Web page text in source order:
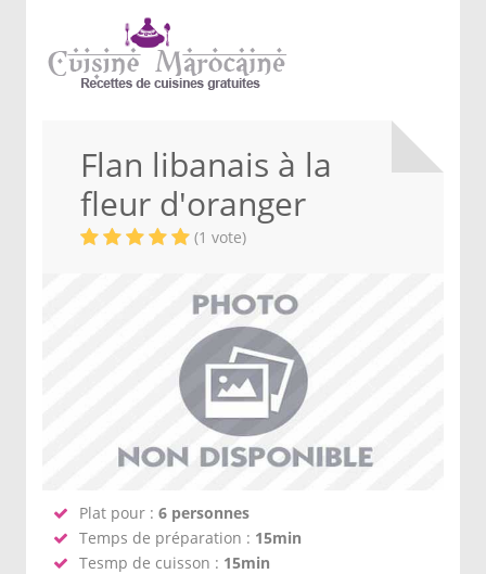
Flan libanais à la
fleur d'oranger
(1 vote)
Plat pour : 6 personnes
Temps de préparation : 15min
Tesmp de cuisson : 15min